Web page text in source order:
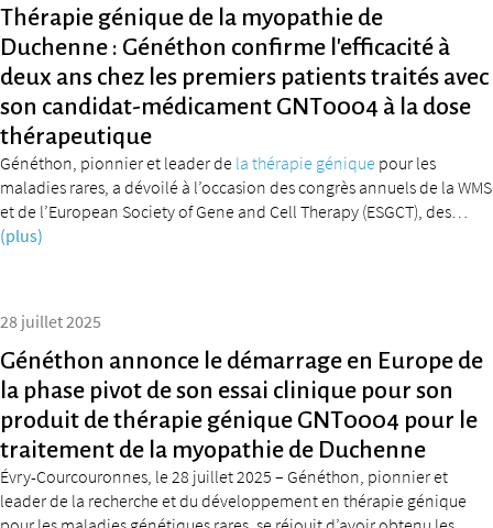
Thérapie génique de la myopathie de
Duchenne : Généthon confirme l’efficacité à
deux ans chez les premiers patients traités avec
son candidat-médicament GNT0004 à la dose
thérapeutique
Généthon, pionnier et leader de la thérapie génique pour les
maladies rares, a dévoilé à l’occasion des congrès annuels de la WMS
et de l’European Society of Gene and Cell Therapy (ESGCT), des…
(plus)
28 juillet 2025
Généthon annonce le démarrage en Europe de
la phase pivot de son essai clinique pour son
produit de thérapie génique GNT0004 pour le
traitement de la myopathie de Duchenne
Évry-Courcouronnes, le 28 juillet 2025 – Généthon, pionnier et
leader de la recherche et du développement en thérapie génique